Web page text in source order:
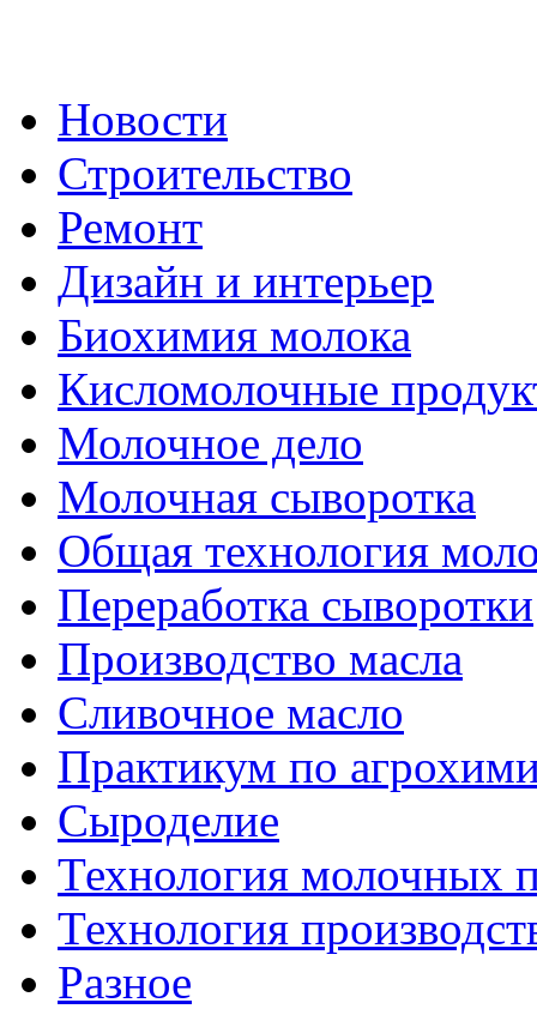
Новости
Строительство
Ремонт
Дизайн и интерьер
Биохимия молока
Кисломолочные
Молочное дело
Молочная сыворотка
Общая технология
Переработка сыворотки
Производство масла
Сливочное масло
Практикум по
Сыроделие
Технология молочных
Технология
Разное